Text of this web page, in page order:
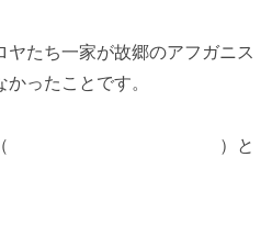
たち一家が故郷のアフガニス
ったことです。
読んで、（ ）と